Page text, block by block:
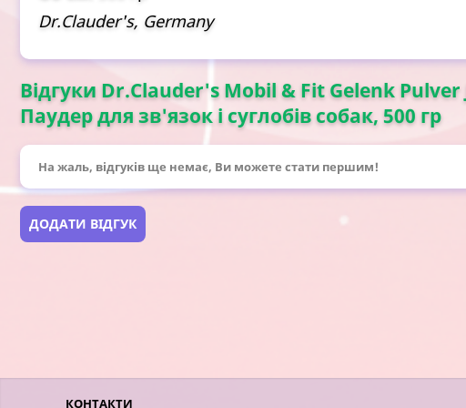
Dr.Clauder's, Germany
Відгуки Dr.Clauder's Mobil & Fit Gelenk
Паудер для зв'язок і суглобів собак, 500 гр
На жаль, відгуків ще немає, Ви можете стати першим!
ДОДАТИ ВІДГУК
КОНТАКТИ